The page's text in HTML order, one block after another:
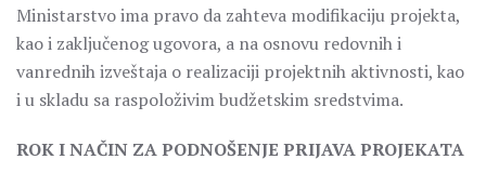
Ministarstvo ima pravo da zahteva modifikaciju projekta,
kao i zaključenog ugovora, a na osnovu redovnih i
vanrednih izveštaja o realizaciji projektnih aktivnosti, kao
i u skladu sa raspoloživim budžetskim sredstvima.
ROK I NAČIN ZA PODNOŠENJE PRIJAVA PROJEKATA